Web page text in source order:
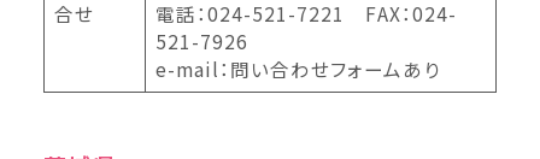
合せ
電話：024-521-7221 FAX：024-
521-7926
e-mail：問い合わせフォームあり